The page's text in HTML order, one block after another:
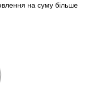
на суму більше